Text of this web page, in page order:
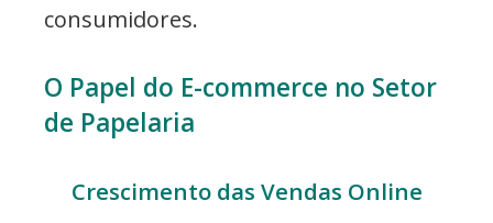
consumidores.
O Papel do E-commerce no Setor
de Papelaria
Crescimento das Vendas Online